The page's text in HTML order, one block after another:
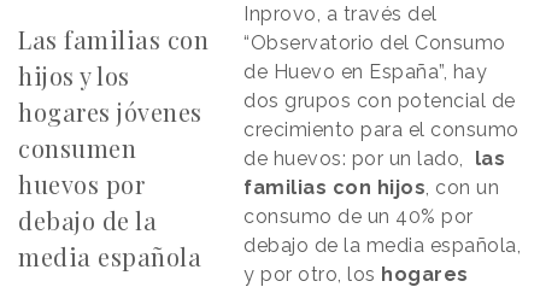
Las familias con
hijos y los
hogares jóvenes
consumen
huevos por
debajo de la
media española
Inprovo, a través del
“Observatorio del Consumo
de Huevo en España”, hay
dos grupos con potencial de
crecimiento para el consumo
de huevos: por un lado,
las
familias con hijos, con un
consumo de un 40% por
debajo de la media española,
y por otro, los hogares